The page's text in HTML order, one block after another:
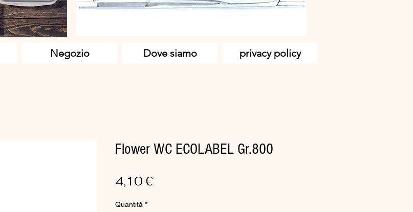
Negozio Dove siamo privacy policy
Flower WC ECOLABEL Gr.800
4,10 €
Quantità *